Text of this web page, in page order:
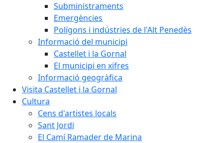
Subministraments
Emergències
Polígons i indústries de l'Alt Penedès
Informació del municipi
Castellet i la Gornal
El municipi en xifres
Informació geogràfica
Visita Castellet i la Gornal
Cultura
Cens d'artistes locals
Sant Jordi
El Camí Ramader de Marina